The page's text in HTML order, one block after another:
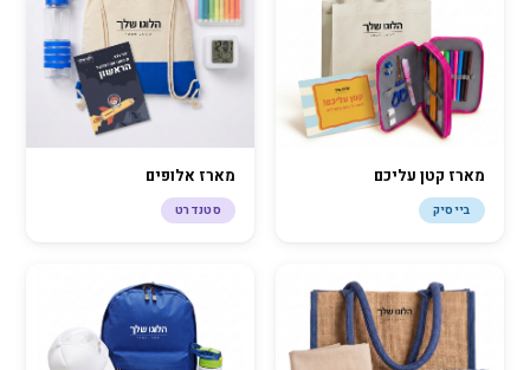
מארז קטן עליכם
בייסיק
מארז אלופים
סטנדרט